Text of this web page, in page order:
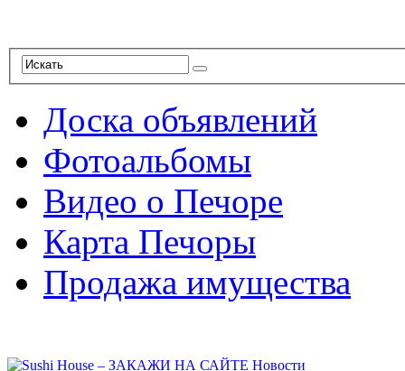
Доска объявлений
Фотоальбомы
Видео о Печоре
Карта Печоры
Продажа имущества
Новости